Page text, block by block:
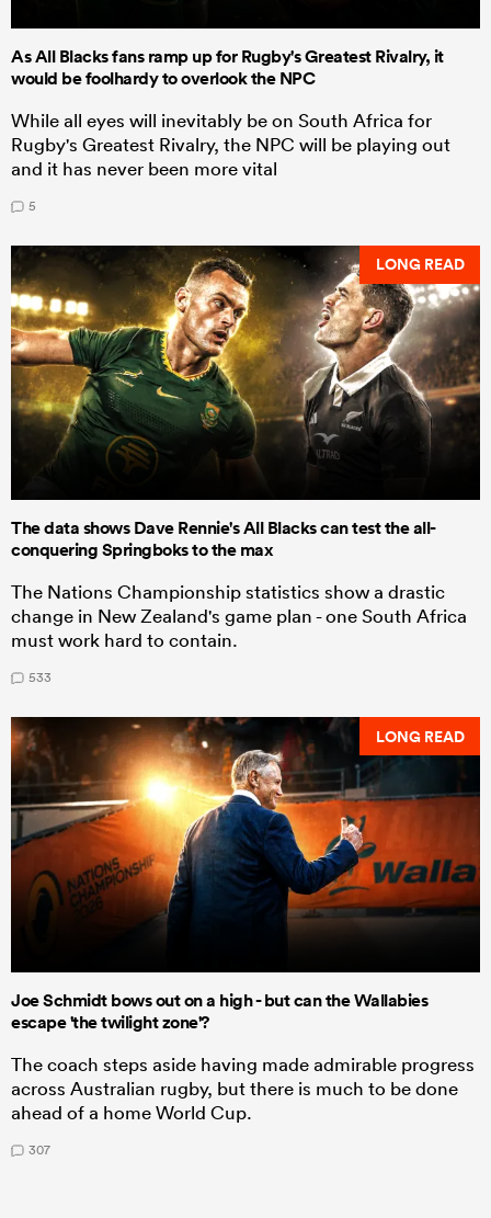
As All Blacks fans ramp up for Rugby's Greatest Rivalry, it
would be foolhardy to overlook the NPC
While all eyes will inevitably be on South Africa for
Rugby's Greatest Rivalry, the NPC will be playing out
and it has never been more vital
5
LONG READ
The data shows Dave Rennie's All Blacks can test the all-
conquering Springboks to the max
The Nations Championship statistics show a drastic
change in New Zealand's game plan - one South Africa
must work hard to contain.
533
LONG READ
Joe Schmidt bows out on a high - but can the Wallabies
escape 'the twilight zone'?
The coach steps aside having made admirable progress
across Australian rugby, but there is much to be done
ahead of a home World Cup.
307